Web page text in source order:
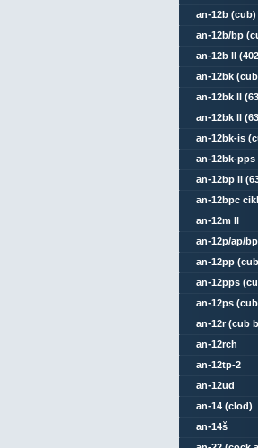
an-12b (cub)
an-12b/bp
an-12b ll
an-12bk
an-12bk ll
an-12bk ll
an-12bk-is
an-12bk-pps
an-12bp ll
an-12bpc
an-12m ll
an-12p/ap/
an-12pp
an-12pps
an-12ps
an-12r (cub
an-12rch
an-12tp-2
an-12ud
an-14 (clod)
an-14š